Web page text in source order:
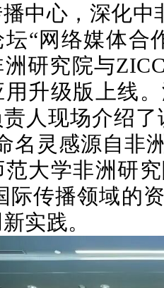
中心，深化
“网络媒体合
研究院与
用升级版上线
人现场介绍
名灵感源自非
大学非洲研
际传播领域的
实践。